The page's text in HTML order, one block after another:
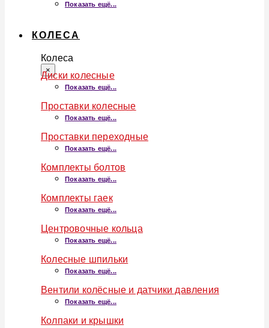
Показать ещё...
КОЛЕСА
Колеса
×
Диски колесные
Показать ещё...
Проставки колесные
Показать ещё...
Проставки переходные
Показать ещё...
Комплекты болтов
Показать ещё...
Комплекты гаек
Показать ещё...
Центровочные кольца
Показать ещё...
Колесные шпильки
Показать ещё...
Вентили колёсные и датчики давления
Показать ещё...
Колпаки и крышки